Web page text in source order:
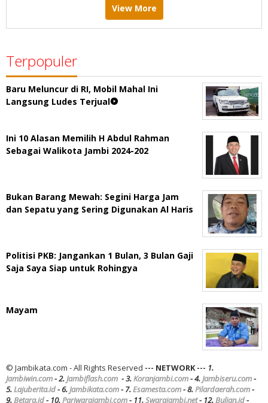
View More
Terpopuler
Baru Meluncur di RI, Mobil Mahal Ini
Langsung Ludes Terjual
Ini 10 Alasan Memilih H Abdul Rahman
Sebagai Walikota Jambi 2024-202
Bukan Barang Mewah: Segini Harga Jam
dan Sepatu yang Sering Digunakan Al Haris
Politisi PKB: Jangankan 1 Bulan, 3 Bulan Gaji
Saja Saya Siap untuk Rohingya
Mayam
© Jambikata.com - All Rights Reserved --- NETWORK --- 1.
Jambiwin.com- 2.Jambiflash.com - 3.Koranjambi.com- 4.Jambiseru.com-
5.Lajuberita.id- 6.Jambikata.com- 7.Esamesta.com- 8.Pilardaerah.com-
9.Betara.id- 10.Pariwarajambi.com- 11.Swarajambi.net- 12.Bulian.id-